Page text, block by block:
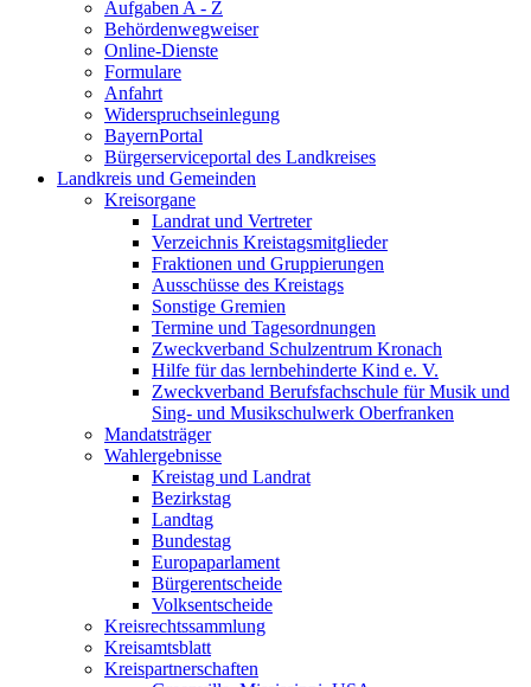
Aufgaben A - Z
Behördenwegweiser
Online-Dienste
Formulare
Anfahrt
Widerspruchseinlegung
BayernPortal
Bürgerserviceportal des Landkreises
Landkreis und Gemeinden
Kreisorgane
Landrat und Vertreter
Verzeichnis Kreistagsmitglieder
Fraktionen und Gruppierungen
Ausschüsse des Kreistags
Sonstige Gremien
Termine und Tagesordnungen
Zweckverband Schulzentrum Kronach
Hilfe für das lernbehinderte Kind e. V.
Zweckverband Berufsfachschule für Musik und
Sing- und Musikschulwerk Oberfranken
Mandatsträger
Wahlergebnisse
Kreistag und Landrat
Bezirkstag
Landtag
Bundestag
Europaparlament
Bürgerentscheide
Volksentscheide
Kreisrechtssammlung
Kreisamtsblatt
Kreispartnerschaften